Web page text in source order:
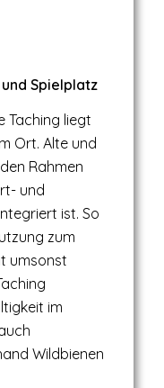
Spielplatz
Taching liegt
Ort. Alte und
Rahmen
und
ist. So
zum
umsonst
im
Wildbienen